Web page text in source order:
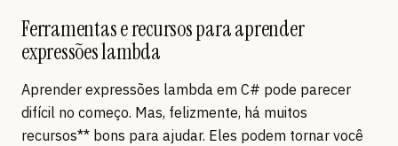
Ferramentas e recursos para aprender
expressões lambda
Aprender expressões lambda em C# pode parecer
difícil no começo. Mas, felizmente, há muitos
recursos** bons para ajudar. Eles podem tornar você